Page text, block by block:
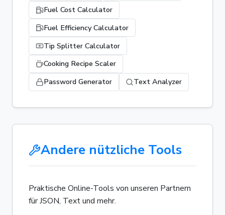
Fuel Cost Calculator
Fuel Efficiency Calculator
Tip Splitter Calculator
Cooking Recipe Scaler
Password Generator
Text Analyzer
Andere nützliche Tools
Praktische Online-Tools von unseren Partnern
für JSON, Text und mehr.